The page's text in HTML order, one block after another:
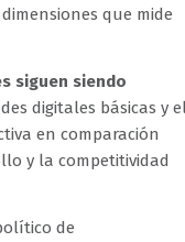
que mide
siguen siendo
digitales básicas y
en comparación
y la competitividad
de